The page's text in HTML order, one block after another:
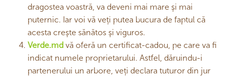
dragostea voastră, va deveni mai mare și mai
puternic. Iar voi vă veți putea bucura de faptul că
acesta crește sănătos și viguros.
Verde.md vă oferă un certificat-cadou, pe care va fi
indicat numele proprietarului. Astfel, dăruindu-i
partenerului un arbore, veți declara tuturor din jur